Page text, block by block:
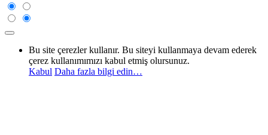
Bu site çerezler kullanır. Bu siteyi kullanmaya devam ederek
çerez kullanımımızı kabul etmiş olursunuz.
Kabul Daha fazla bilgi edin…